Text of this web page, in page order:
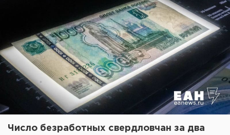
Число безработных свердловчан за два